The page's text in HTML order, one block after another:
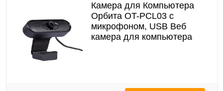
Камера для Компьютера
Орбита OT-PCL03 с
микрофоном, USB Веб
камера для компьютера